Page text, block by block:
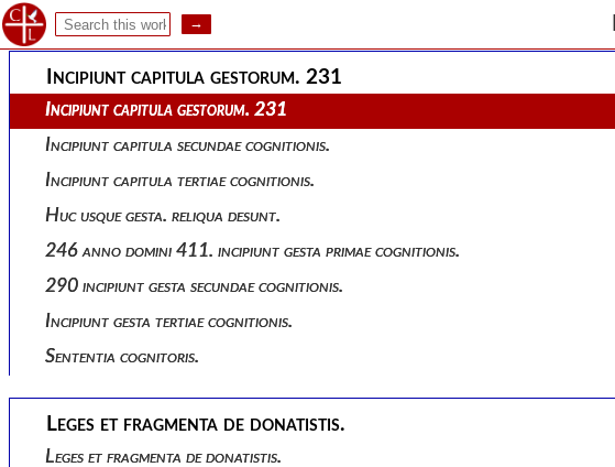
Praefatio marcelli memorialis ad severianum et julianum. 230
Incipiunt capitula gestorum. 231
Incipiunt capitula gestorum. 231
Incipiunt capitula secundae cognitionis.
Incipiunt capitula tertiae cognitionis.
Huc usque gesta. reliqua desunt.
246 anno domini 411. incipiunt gesta primae cognitionis.
290 incipiunt gesta secundae cognitionis.
Incipiunt gesta tertiae cognitionis.
Sententia cognitoris.
Leges et fragmenta de donatistis.
Leges et fragmenta de donatistis.